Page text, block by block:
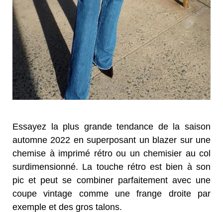
Essayez la plus grande tendance de la saison
automne 2022 en superposant un blazer sur une
chemise à imprimé rétro ou un chemisier au col
surdimensionné. La touche rétro est bien à son
pic et peut se combiner parfaitement avec une
coupe vintage comme une frange droite par
exemple et des gros talons.